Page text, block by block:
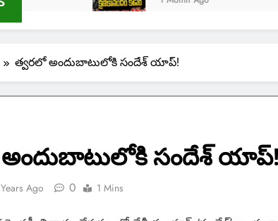
త్వరలో అందుబాటులోకి సందేశ్ యాప్!
సందేశ్ యాప్!
Ago 0 1 Mins